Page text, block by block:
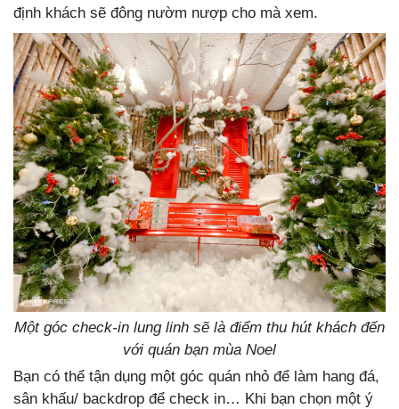
định khách sẽ đông nườm nượp cho mà xem.
Một góc check-in lung linh sẽ là điểm thu hút khách đến
với quán bạn mùa Noel
Bạn có thể tận dụng một góc quán nhỏ để làm hang đá,
sân khấu/ backdrop để check in… Khi bạn chọn một ý